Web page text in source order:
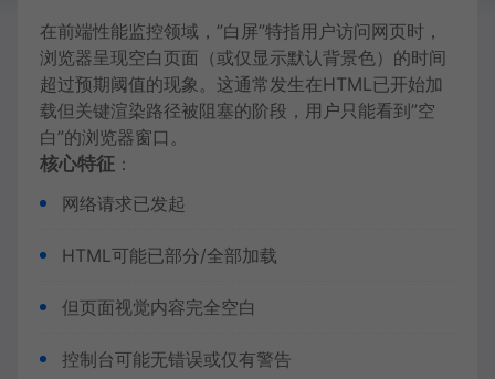
在前端性能监控领域，”白屏”特指用户访问网页时，
浏览器呈现空白页面（或仅显示默认背景色）的时间
超过预期阈值的现象。这通常发生在HTML已开始加
载但关键渲染路径被阻塞的阶段，用户只能看到”空
白”的浏览器窗口。
核心特征 ：
网络请求已发起
HTML可能已部分/全部加载
但页面视觉内容完全空白
控制台可能无错误或仅有警告